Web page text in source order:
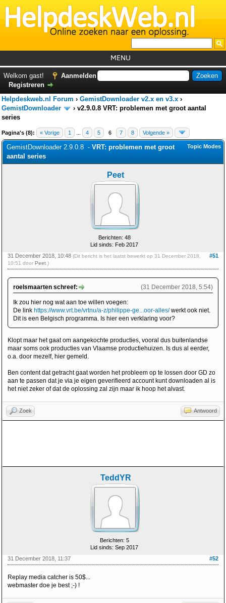
MENU
Foutcodes
GemistDownloader*
Welkom gast!
Aanmelden
Registreren
Helpdeskweb.nl Forum › GemistDownloader v2.x en v3.x ›
GemistDownloader
› v2.9.0.8 VRT: problemen met groot aantal
series
Pagina's (8): « Vorige 1 4 5 6 7 8 Volgende »
Topic Modes
GemistDownloader 2.9.0.8 - VRT: problemen met groot
aantal series
Peet
Berichten: 48
Lid sinds: Feb 2017
#51
31 December 2018, 10:48 (Dit bericht is het laatst bewerkt op 31 December 2018,
10:51 door Peet .)
(31 December 2018, 5:54)
roelsmaarten schreef:
Ik zou hier nog wat aan toe willen voegen:
De link https://www.vrt.be/vrtnu/a-z/philippe-ge...oor-alles/werkt ook niet.
Dit is een Belgisch programma. Is hier een verklaring voor?
Klopt maar het gaat om aangekochte producties, vooral dus buitenlandse
maar soms ook producties van Vlaamse productiehuizen. Is dus al eerder,
o.a. door mezelf, hier gemeld.
Ben content dat getracht gaat worden het probleem op te lossen door GD zo
aan te passen dat je via je eigen geverifieerd account kunt downloaden al is
het niet zeker of dat de oplossing zal zijn maar ik hoop het alvast.
Zoek Antwoord
TeddYR
Berichten: 5
Lid sinds: Sep 2017
#52
31 December 2018, 11:37
Replay media catcher is 50$...
webmaster doe je best ;-) !